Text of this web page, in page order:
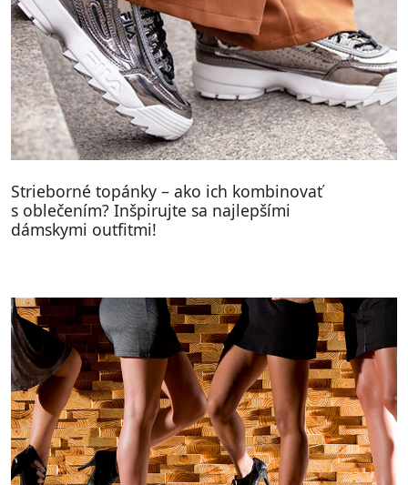
Strieborné topánky – ako ich kombinovať
s oblečením? Inšpirujte sa najlepšími
dámskymi outfitmi!